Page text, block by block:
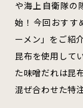
青森市
弘前市
や海上自衛隊の
始！今回おすす
ーメン」をご紹
昆布を使用して
た味噌だれは昆
混ぜ合わせた特